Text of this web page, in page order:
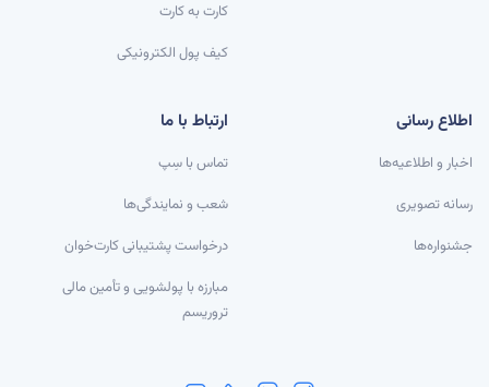
کارت به کارت
کیف پول الکترونیکی
اطلاع رسانی
اخبار و اطلاعیه‌ها
رسانه تصویری
جشنواره‌ها
ارتباط با ما
تماس با سِپ
شعب و نمایندگی‌ها
درخواست پشتیبانی کارت‌خوان
مبارزه با پولشویی و تأمین مالی
تروریسم